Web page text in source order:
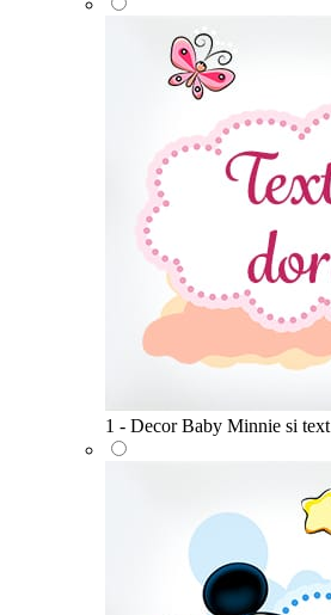
1 - Decor Baby Minnie si text